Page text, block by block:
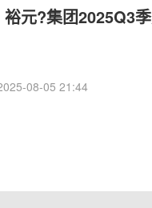
裕元?集团2025Q3
08-05 21:44